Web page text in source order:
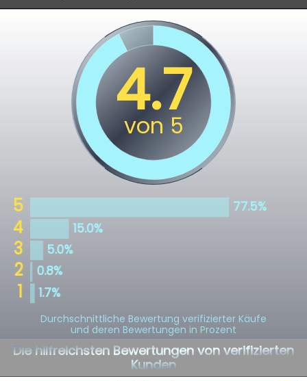
Durchschnittliche Bewertung verifizierter Käufe
und deren Bewertungen in Prozent
Die hilfreichsten Bewertungen von verifizierten
Kunden